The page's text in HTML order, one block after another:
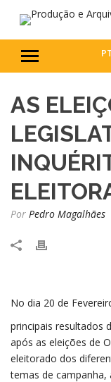
AS
Por Pedro Magalhães
No dia 20 de
principais resultados
após as eleições de
eleitorado dos
temas de